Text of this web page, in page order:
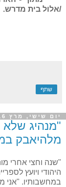
/אלול בית מדרש.
שתף
יום שישי, מרץ 16, 2018
"מנהיג
מלהיאבק
"שנה וחצי אחרי
היהודי ויועץ
במחשבותיו. "אני